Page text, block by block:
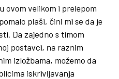
ovom velikom i prelepom
plaši, čini mi se da je
Da zajedno s timom
postavci, na raznim
izložbama, možemo da
iskrivljavanja